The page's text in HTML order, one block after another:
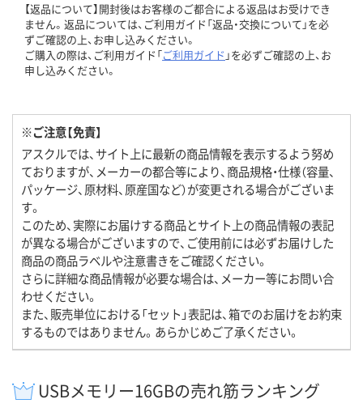
【返品について】開封後はお客様のご都合による返品はお受けでき
ません。返品については、ご利用ガイド「返品・交換について」を必
ずご確認の上、お申し込みください。
ご購入の際は、ご利用ガイド「ご利用ガイド 」を必ずご確認の上、お
申し込みください。
※ご注意【免責】
アスクルでは、サイト上に最新の商品情報を表示するよう努め
ておりますが、メーカーの都合等により、商品規格・仕様（容量、
パッケージ、原材料、原産国など）が変更される場合がございま
す。
このため、実際にお届けする商品とサイト上の商品情報の表記
が異なる場合がございますので、ご使用前には必ずお届けした
商品の商品ラベルや注意書きをご確認ください。
さらに詳細な商品情報が必要な場合は、メーカー等にお問い合
わせください。
また、販売単位における「セット」表記は、箱でのお届けをお約束
するものではありません。あらかじめご了承ください。
USBメモリー16GBの売れ筋ランキング